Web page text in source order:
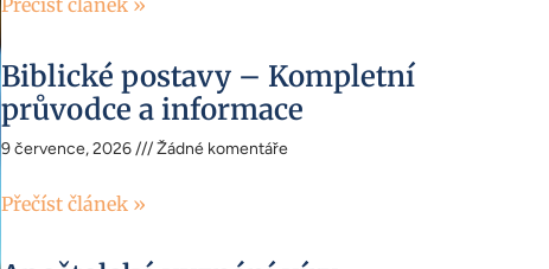
Přečíst článek »
Biblické postavy – Kompletní
průvodce a informace
9 července, 2026 Žádné komentáře
Přečíst článek »